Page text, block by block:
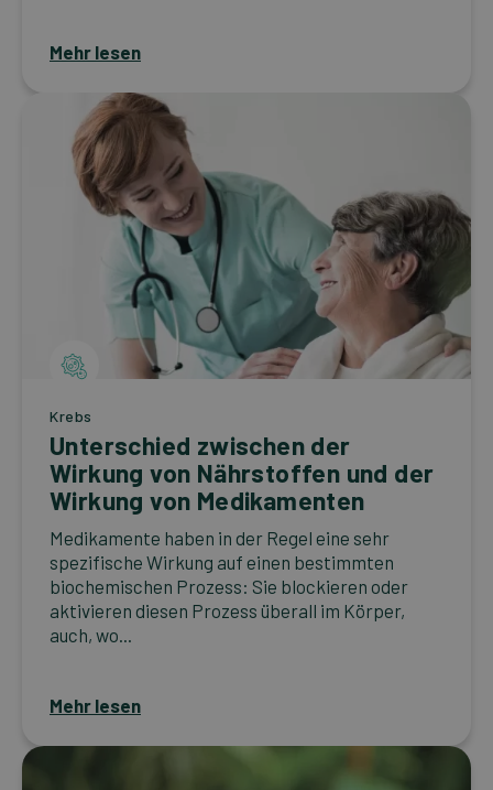
Mehr lesen
Krebs
Unterschied zwischen der
Wirkung von Nährstoffen und der
Wirkung von Medikamenten
Medikamente haben in der Regel eine sehr
spezifische Wirkung auf einen bestimmten
biochemischen Prozess: Sie blockieren oder
aktivieren diesen Prozess überall im Körper,
auch, wo...
Mehr lesen